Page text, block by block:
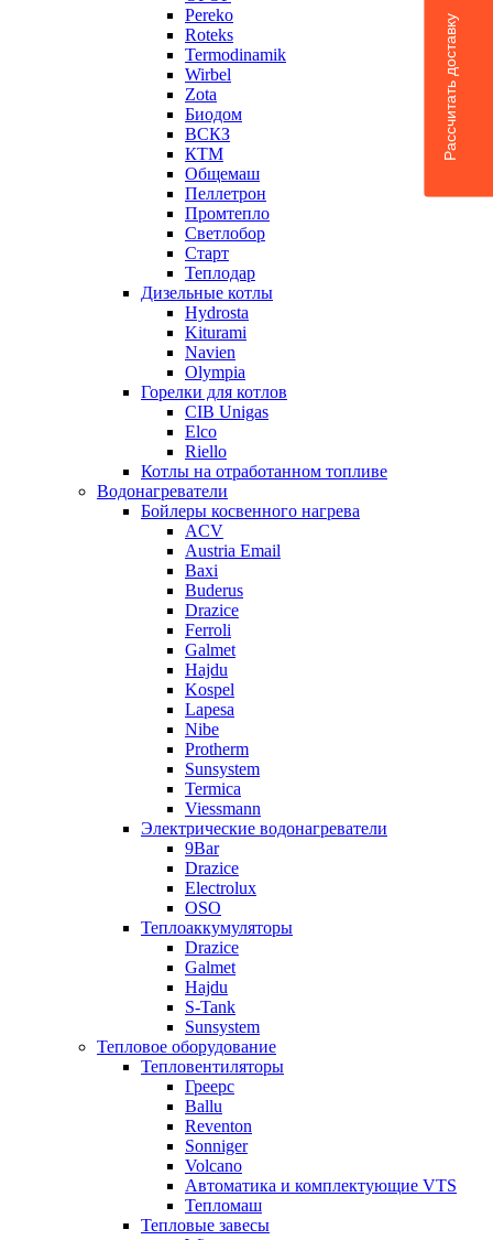
Pereko
Roteks
Termodinamik
Wirbel
Zota
Биодом
ВСКЗ
КТМ
Общемаш
Пеллетрон
Промтепло
Светлобор
Старт
Теплодар
Дизельные котлы
Hydrosta
Kiturami
Navien
Olympia
Горелки для котлов
CIB Unigas
Elco
Riello
Котлы на отработанном топливе
Водонагреватели
Бойлеры косвенного нагрева
ACV
Austria Email
Baxi
Buderus
Drazice
Ferroli
Galmet
Hajdu
Kospel
Lapesa
Nibe
Protherm
Sunsystem
Termica
Viessmann
Электрические водонагреватели
9Bar
Drazice
Electrolux
OSO
Теплоаккумуляторы
Drazice
Galmet
Hajdu
S-Tank
Sunsystem
Тепловое оборудование
Тепловентиляторы
Греерс
Ballu
Reventon
Sonniger
Volcano
Автоматика и комплектующие VTS
Тепломаш
Тепловые завесы
Рассчитать доставку